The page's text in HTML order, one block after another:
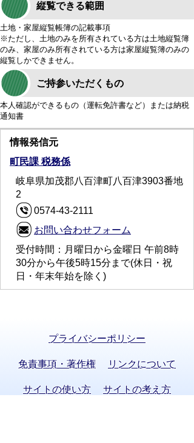
縦覧できる範囲
土地・家屋縦覧帳簿の記載事項
※ただし、土地のみを所有されている方は土地縦覧簿
のみ、家屋のみ所有されている方は家屋縦覧簿のみの
縦覧しかできません。
ご持参いただくもの
本人確認ができるもの（運転免許書など）または納税
通知書
情報発信元
町民課 税務係
岐阜県加茂郡八百津町八百津3903番地
2
0574-43-2111
お問い合わせフォーム
受付時間：月曜日から金曜日 午前8時
30分から午後5時15分まで(休日・祝
日・年末年始を除く)
プライバシーポリシー
免責事項・著作権 リンクについて
サイトの使い方 サイトの考え方